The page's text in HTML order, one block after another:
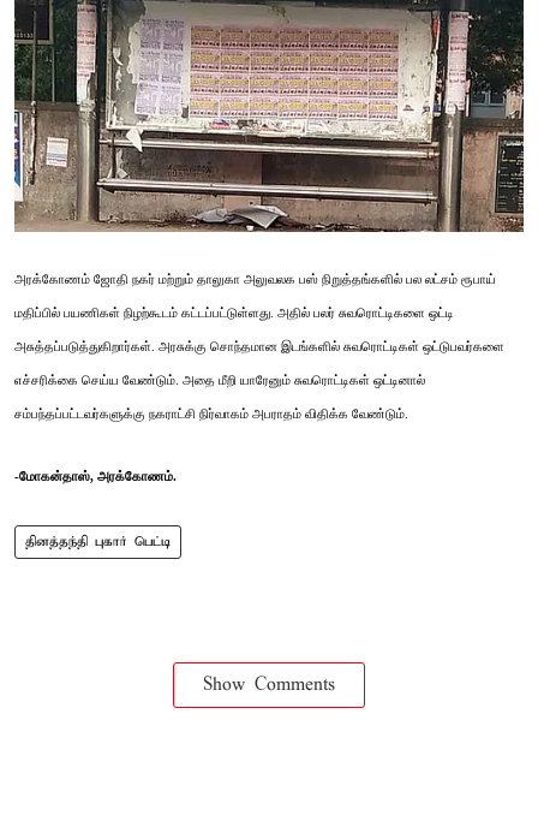
அரக்கோணம் ஜோதி நகர் மற்றும் தாலுகா அலுவலக பஸ் நிறுத்தங்களில் பல லட்சம் ரூபாய்
மதிப்பில் பயணிகள் நிழற்கூடம் கட்டப்பட்டுள்ளது. அதில் பலர் சுவரொட்டிகளை ஒட்டி
அசுத்தப்படுத்துகிறார்கள். அரசுக்கு சொந்தமான இடங்களில் சுவரொட்டிகள் ஒட்டுபவர்களை
எச்சரிக்கை செய்ய வேண்டும். அதை மீறி யாரேனும் சுவரொட்டிகள் ஒட்டினால்
சம்பந்தப்பட்டவர்களுக்கு நகராட்சி நிர்வாகம் அபராதம் விதிக்க வேண்டும்.
-மோகன்தாஸ், அரக்கோணம்.
தினத்தந்தி புகார் பெட்டி
Show Comments